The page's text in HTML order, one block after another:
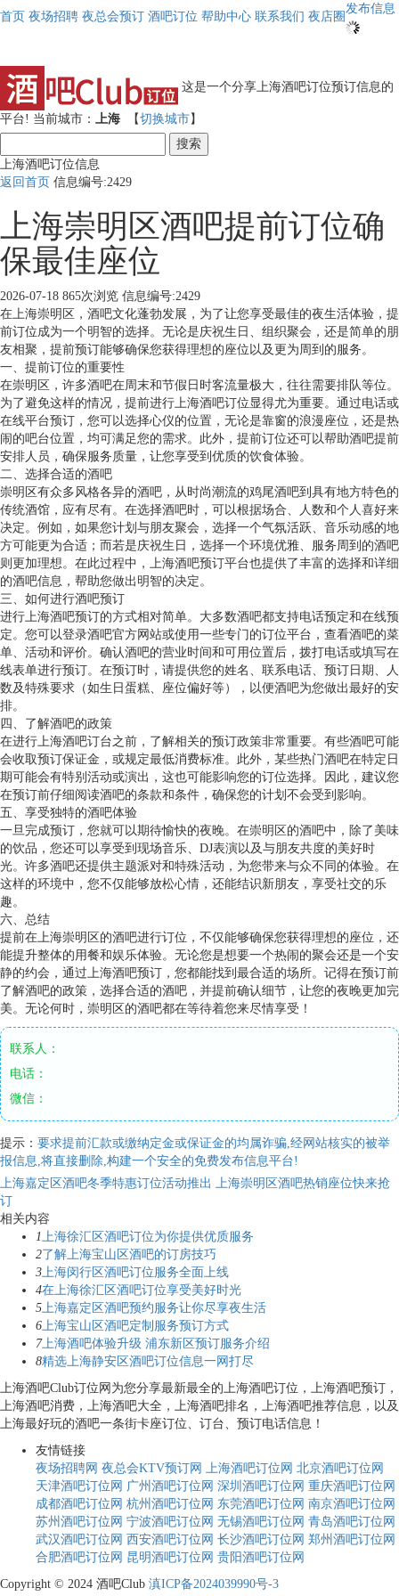
首页 夜场招聘 夜总会预订 酒吧订位 帮助中心 联系我们 夜店圈
发布信息
这是一个分享上海酒吧订位预订信息的
平台! 当前城市： 上海 【切换城市】
搜索
上海酒吧订位信息
返回首页 信息编号:2429
上海崇明区酒吧提前订位确
保最佳座位
2026-07-18 865次浏览 信息编号:2429
在上海崇明区，酒吧文化蓬勃发展，为了让您享受最佳的夜生活体验，提
前订位成为一个明智的选择。无论是庆祝生日、组织聚会，还是简单的朋
友相聚，提前预订能够确保您获得理想的座位以及更为周到的服务。
一、提前订位的重要性
在崇明区，许多酒吧在周末和节假日时客流量极大，往往需要排队等位。
为了避免这样的情况，提前进行上海酒吧订位显得尤为重要。通过电话或
在线平台预订，您可以选择心仪的位置，无论是靠窗的浪漫座位，还是热
闹的吧台位置，均可满足您的需求。此外，提前订位还可以帮助酒吧提前
安排人员，确保服务质量，让您享受到优质的饮食体验。
二、选择合适的酒吧
崇明区有众多风格各异的酒吧，从时尚潮流的鸡尾酒吧到具有地方特色的
传统酒馆，应有尽有。在选择酒吧时，可以根据场合、人数和个人喜好来
决定。例如，如果您计划与朋友聚会，选择一个气氛活跃、音乐动感的地
方可能更为合适；而若是庆祝生日，选择一个环境优雅、服务周到的酒吧
则更加理想。在此过程中，上海酒吧预订平台也提供了丰富的选择和详细
的酒吧信息，帮助您做出明智的决定。
三、如何进行酒吧预订
进行上海酒吧预订的方式相对简单。大多数酒吧都支持电话预定和在线预
定。您可以登录酒吧官方网站或使用一些专门的订位平台，查看酒吧的菜
单、活动和评价。确认酒吧的营业时间和可用位置后，拨打电话或填写在
线表单进行预订。在预订时，请提供您的姓名、联系电话、预订日期、人
数及特殊要求（如生日蛋糕、座位偏好等），以便酒吧为您做出最好的安
排。
四、了解酒吧的政策
在进行上海酒吧订台之前，了解相关的预订政策非常重要。有些酒吧可能
会收取预订保证金，或规定最低消费标准。此外，某些热门酒吧在特定日
期可能会有特别活动或演出，这也可能影响您的订位选择。因此，建议您
在预订前仔细阅读酒吧的条款和条件，确保您的计划不会受到影响。
五、享受独特的酒吧体验
一旦完成预订，您就可以期待愉快的夜晚。在崇明区的酒吧中，除了美味
的饮品，您还可以享受到现场音乐、DJ表演以及与朋友共度的美好时
光。许多酒吧还提供主题派对和特殊活动，为您带来与众不同的体验。在
这样的环境中，您不仅能够放松心情，还能结识新朋友，享受社交的乐
趣。
六、总结
提前在上海崇明区的酒吧进行订位，不仅能够确保您获得理想的座位，还
能提升整体的用餐和娱乐体验。无论您是想要一个热闹的聚会还是一个安
静的约会，通过上海酒吧预订，您都能找到最合适的场所。记得在预订前
了解酒吧的政策，选择合适的酒吧，并提前确认细节，让您的夜晚更加完
美。无论何时，崇明区的酒吧都在等待着您来尽情享受！
联系人：
电话：
微信：
提示： 要求提前汇款或缴纳定金或保证金的均属诈骗,经网站核实的被举
报信息,将直接删除,构建一个安全的免费发布信息平台!
上海嘉定区酒吧冬季特惠订位活动推出 上海崇明区酒吧热销座位快来抢
订
相关内容
1上海徐汇区酒吧订位为你提供优质服务
2了解上海宝山区酒吧的订房技巧
3上海闵行区酒吧订位服务全面上线
4在上海徐汇区酒吧订位享受美好时光
5上海嘉定区酒吧预约服务让你尽享夜生活
6上海宝山区酒吧定制服务预订方式
7上海酒吧体验升级 浦东新区预订服务介绍
8精选上海静安区酒吧订位信息一网打尽
上海酒吧Club订位网为您分享最新最全的上海酒吧订位，上海酒吧预订，
上海酒吧消费，上海酒吧大全，上海酒吧排名，上海酒吧推荐信息，以及
上海最好玩的酒吧一条街卡座订位、订台、预订电话信息！
友情链接
夜场招聘网 夜总会KTV预订网 上海酒吧订位网 北京酒吧订位网
天津酒吧订位网 广州酒吧订位网 深圳酒吧订位网 重庆酒吧订位网
成都酒吧订位网 杭州酒吧订位网 东莞酒吧订位网 南京酒吧订位网
苏州酒吧订位网 宁波酒吧订位网 无锡酒吧订位网 青岛酒吧订位网
武汉酒吧订位网 西安酒吧订位网 长沙酒吧订位网 郑州酒吧订位网
合肥酒吧订位网 昆明酒吧订位网 贵阳酒吧订位网
Copyright © 2024 酒吧Club 滇ICP备2024039990号-3